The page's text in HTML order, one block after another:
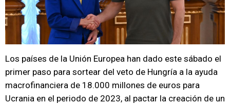
Los países de la Unión Europea han dado este sábado el
primer paso para sortear del veto de Hungría a la ayuda
macrofinanciera de 18.000 millones de euros para
Ucrania en el periodo de 2023, al pactar la creación de un